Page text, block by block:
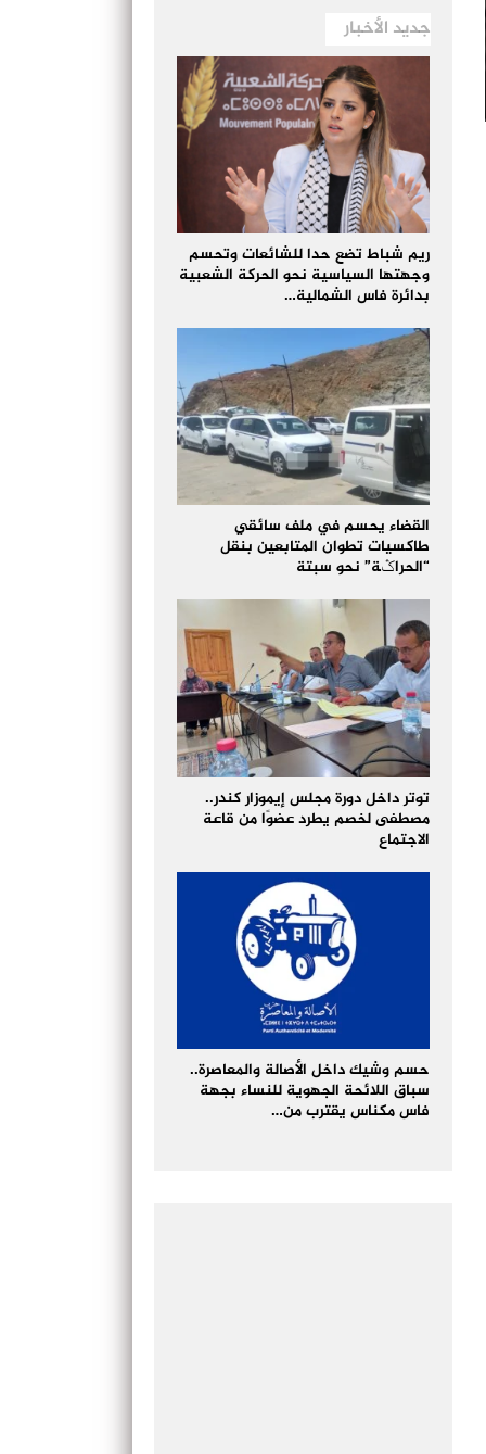
جديد الأخبار
ريم شباط تضع حدا للشائعات وتحسم
وجهتها السياسية نحو الحركة الشعبية
بدائرة فاس الشمالية…
القضاء يحسم في ملف سائقي
طاكسيات تطوان المتابعين بنقل
“الحراݣة” نحو سبتة
توتر داخل دورة مجلس إيموزار كندر..
مصطفى لخصم يطرد عضوًا من قاعة
الاجتماع
حسم وشيك داخل الأصالة والمعاصرة..
سباق اللائحة الجهوية للنساء بجهة
فاس مكناس يقترب من…